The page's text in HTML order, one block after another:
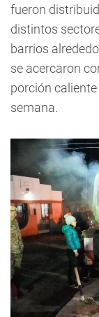
fueron
distintos
barrios
se acercaron
porción
semana.